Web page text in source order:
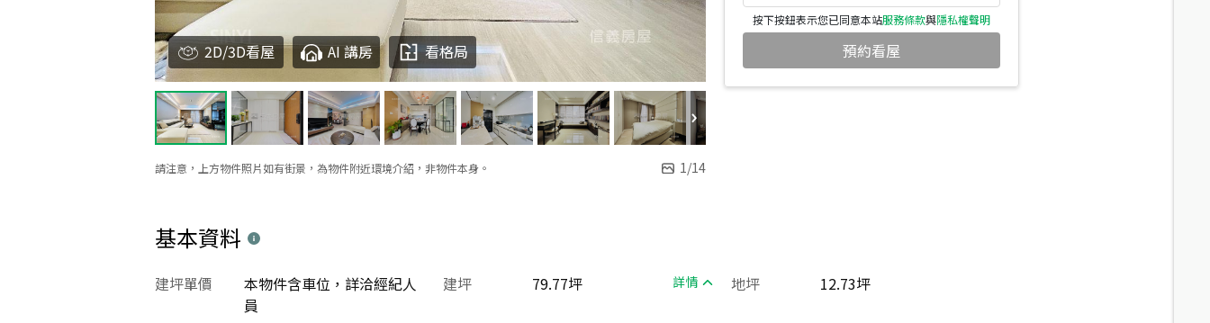
請注意，上方物件照片如有街景，為物件附近環境介紹，非物件本身。 1/14
2D/3D看屋 AI 講房 看格局
按下按鈕表示您已同意本站服務條款與隱私權聲明
預約看屋
基本資料
建坪 79.77坪 詳情
建坪單價
本物件含車位，詳洽經紀人
員
地坪 12.73坪